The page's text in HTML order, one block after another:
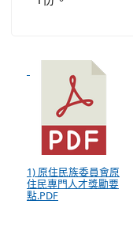
1) 原住民族委員會原
住民專門人才獎勵要
點.PDF